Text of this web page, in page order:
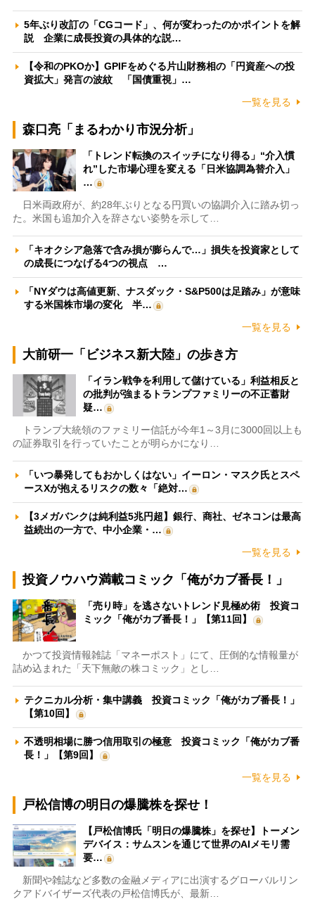
5年ぶり改訂の「CGコード」、何が変わったのかポイントを解
説 企業に成長投資の具体的な説…
【令和のPKOか】GPIFをめぐる片山財務相の「円資産への投
資拡大」発言の波紋 「国債重視」…
一覧を見る
森口亮「まるわかり市況分析」
「トレンド転換のスイッチになり得る」“介入慣
れ”した市場心理を変える「日米協調為替介入」
…
日米両政府が、約28年ぶりとなる円買いの協調介入に踏み切っ
た。米国も追加介入を辞さない姿勢を示して…
「キオクシア急落で含み損が膨らんで…」損失を投資家として
の成長につなげる4つの視点 …
「NYダウは高値更新、ナスダック・S&P500は足踏み」が意味
する米国株市場の変化 半…
一覧を見る
大前研一「ビジネス新大陸」の歩き方
「イラン戦争を利用して儲けている」利益相反と
の批判が強まるトランプファミリーの不正蓄財
疑…
トランプ大統領のファミリー信託が今年1～3月に3000回以上も
の証券取引を行っていたことが明らかになり…
「いつ暴発してもおかしくはない」イーロン・マスク氏とスペ
ースXが抱えるリスクの数々「絶対…
【3メガバンクは純利益5兆円超】銀行、商社、ゼネコンは最高
益続出の一方で、中小企業・…
一覧を見る
投資ノウハウ満載コミック「俺がカブ番長！」
「売り時」を逃さないトレンド見極め術 投資コ
ミック「俺がカブ番長！」【第11回】
かつて投資情報雑誌「マネーポスト」にて、圧倒的な情報量が
詰め込まれた「天下無敵の株コミック」とし…
テクニカル分析・集中講義 投資コミック「俺がカブ番長！」
【第10回】
不透明相場に勝つ信用取引の極意 投資コミック「俺がカブ番
長！」【第9回】
一覧を見る
戸松信博の明日の爆騰株を探せ！
【戸松信博氏「明日の爆騰株」を探せ】トーメン
デバイス：サムスンを通じて世界のAIメモリ需
要…
新聞や雑誌など多数の金融メディアに出演するグローバルリン
クアドバイザーズ代表の戸松信博氏が、最新…